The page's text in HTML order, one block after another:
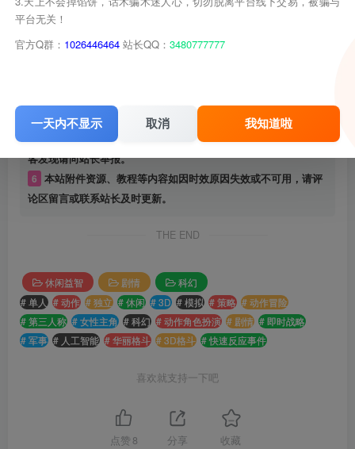
1 本站名称：
2 本站网址：www.youxiku.cn
其真实性负责。
5 本站一律禁止以任何方式发布或转载任何违法的相关信息，访
客发现请向站长举报。
6 本站附件资源、教程等内容如因时效原因失效或不可用，请评
论区留言或联系站长及时更新。
THE END
休闲益智 剧情
科幻
# 单人 # 动作 # 独立 # 休闲 # 3D # 模拟 # 策略 # 动作冒险
# 第三人称 # 女性主角 # 科幻 # 动作角色扮演 # 剧情 # 即时战略
# 军事 # 人工智能 # 华丽格斗 # 3D格斗 # 快速反应事件
喜欢就支持一下吧
点赞 8 分享 收藏
平台无关！
官方Q群： 1026446464 站长QQ： 3480777777
一天内不显示 取消 我知道啦